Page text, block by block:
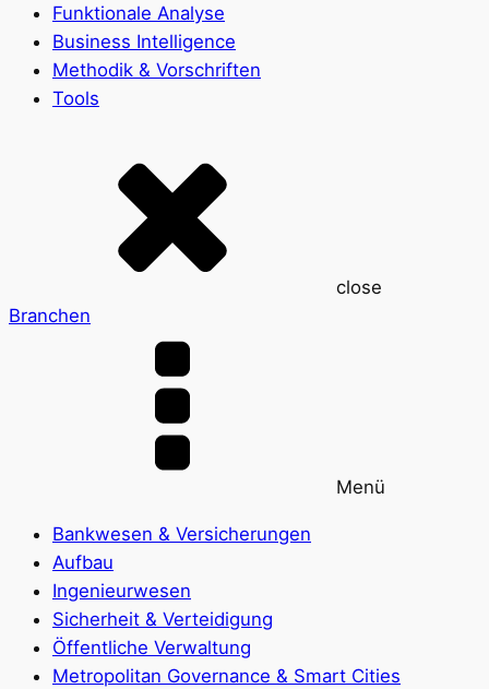
Funktionale Analyse
Business Intelligence
Methodik & Vorschriften
Tools
close
Branchen
Menü
Bankwesen & Versicherungen
Aufbau
Ingenieurwesen
Sicherheit & Verteidigung
Öffentliche Verwaltung
Metropolitan Governance & Smart Cities